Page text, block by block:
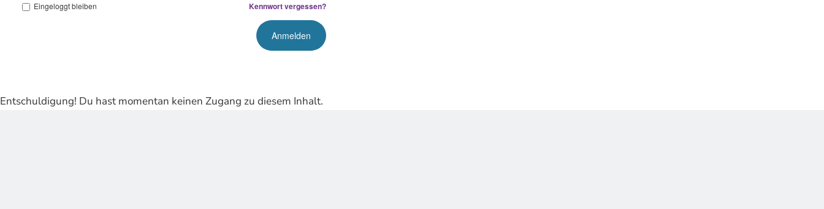
Eingeloggt bleiben Kennwort vergessen?
Entschuldigung! Du hast momentan keinen Zugang zu diesem Inhalt.